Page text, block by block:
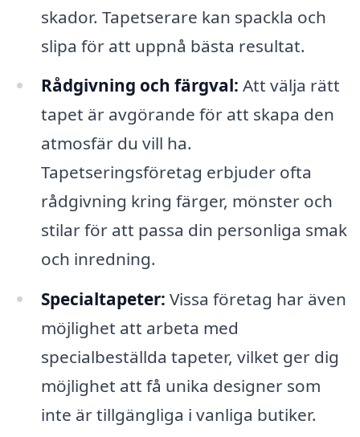
skador. Tapetserare kan spackla och
slipa för att uppnå bästa resultat.
Rådgivning och färgval: Att välja rätt
tapet är avgörande för att skapa den
atmosfär du vill ha.
Tapetseringsföretag erbjuder ofta
rådgivning kring färger, mönster och
stilar för att passa din personliga smak
och inredning.
Specialtapeter: Vissa företag har även
möjlighet att arbeta med
specialbeställda tapeter, vilket ger dig
möjlighet att få unika designer som
inte är tillgängliga i vanliga butiker.